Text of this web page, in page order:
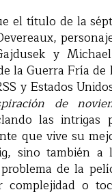
el título de la
y
la Guerra Fría de
y Estados
de
las
que vive su
sino también a
de la
complejidad o